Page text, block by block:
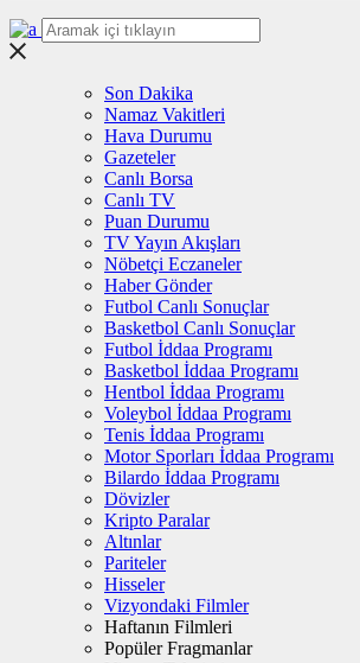
Son Dakika
Namaz Vakitleri
Hava Durumu
Gazeteler
Canlı Borsa
Canlı TV
Puan Durumu
TV Yayın Akışları
Nöbetçi Eczaneler
Haber Gönder
Futbol Canlı Sonuçlar
Basketbol Canlı Sonuçlar
Futbol İddaa Programı
Basketbol İddaa Programı
Hentbol İddaa Programı
Voleybol İddaa Programı
Tenis İddaa Programı
Motor Sporları İddaa Programı
Bilardo İddaa Programı
Dövizler
Kripto Paralar
Altınlar
Pariteler
Hisseler
Vizyondaki Filmler
Haftanın Filmleri
Popüler Fragmanlar